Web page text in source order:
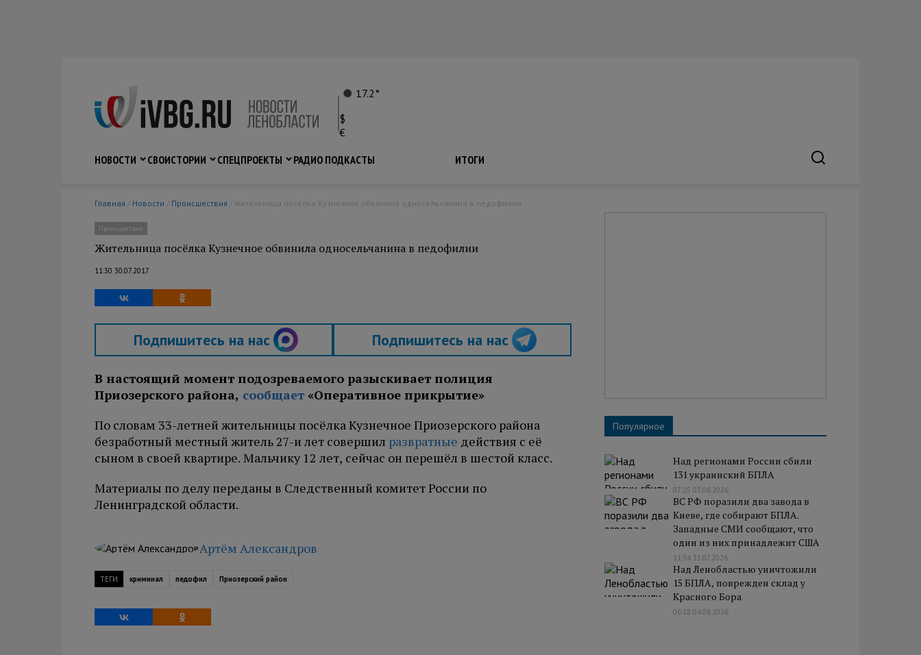
17.2°
$
€
НОВОСТИ
СВОИСТОРИИ СПЕЦПРОЕКТЫ РАДИО ПОДКАСТЫ ИТОГИ
Главная / Новости / Происшествия / Жительница посёлка Кузнечное обвинила односельчанина в педофилии
Происшествия
Жительница посёлка Кузнечное обвинила односельчанина в педофилии
11:30 30.07.2017
Подпишитесь на нас Подпишитесь на нас
В настоящий момент подозреваемого разыскивает полиция
Приозерского района, сообщает «Оперативное прикрытие»
По словам 33-летней жительницы посёлка Кузнечное Приозерского района
безработный местный житель 27-и лет совершил развратные действия с её
сыном в своей квартире. Мальчику 12 лет, сейчас он перешёл в шестой класс.
Материалы по делу переданы в Следственный комитет России по
Ленинградской области.
Артём Александров
ТЕГИ криминал педофил Приозерский район
Популярное
Над регионами России сбили
131 украинский БПЛА
07:25 03.08.2026
ВС РФ поразили два завода в
Киеве, где собирают БПЛА.
Западные СМИ сообщают, что
один из них принадлежит США
11:34 31.07.2026
Над Ленобластью уничтожили
15 БПЛА, поврежден склад у
Красного Бора
06:18 04.08.2026